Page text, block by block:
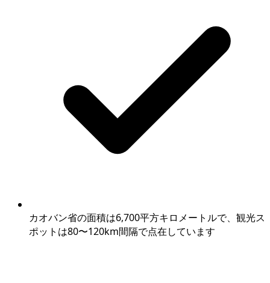
カオバン省の面積は6,700平方キロメートルで、観光ス
ポットは80〜120km間隔で点在しています